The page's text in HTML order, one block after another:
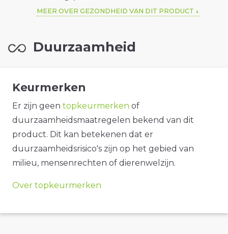
MEER OVER GEZONDHEID VAN DIT PRODUCT
Duurzaamheid
Keurmerken
Er zijn geen topkeurmerken of
duurzaamheidsmaatregelen bekend van dit
product. Dit kan betekenen dat er
duurzaamheidsrisico's zijn op het gebied van
milieu, mensenrechten of dierenwelzijn.
Over topkeurmerken